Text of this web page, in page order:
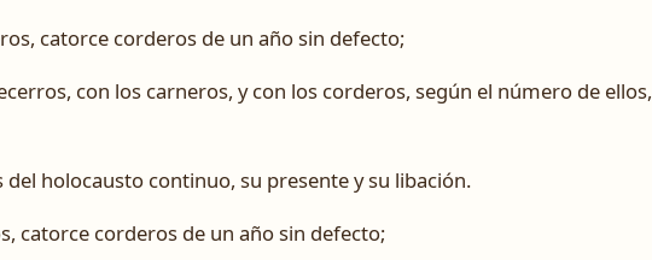
catorce corderos de un año sin defecto;
con los carneros, y con los corderos, según el número de ellos,
holocausto continuo, su presente y su libación.
catorce corderos de un año sin defecto;